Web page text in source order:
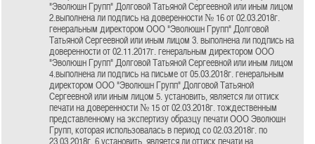
"Эволюшн Групп" Долговой Татьяной Сергеевной или иным лицом
2.выполнена ли подпись на доверенности № 16 от 02.03.2018г.
генеральным директором ООО "Эволюшн Групп" Долговой
Татьяной Сергеевной или иным лицом 3. выполнена ли подпись на
доверенности от 02.11.2017г. генеральным директором ООО
"Эволюшн Групп" Долговой Татьяной Сергеевной или иным лицом
4.выполнена ли подпись на письме от 05.03.2018г. генеральным
директором ООО "Эволюшн Групп" Долговой Татьяной
Сергеевной или иным лицом 5. установить, является ли оттиск
печати на доверенности № 15 от 02.03.2018г. тождественным
представленному на экспертизу образцу печати ООО Эволюшн
Групп, которая использовалась в период со 02.03.2018г. по
23.03.2018г. 6.установить, является ли оттиск печати на